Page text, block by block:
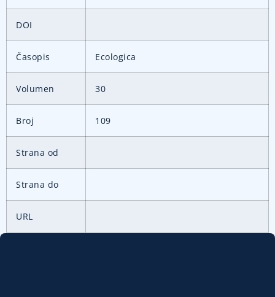
DOI
Časopis Ecologica
Volumen 30
Broj 109
Strana od
Strana do
URL